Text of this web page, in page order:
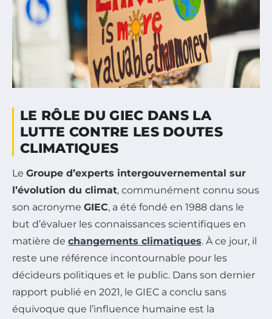
LE RÔLE DU GIEC DANS LA
LUTTE CONTRE LES DOUTES
CLIMATIQUES
Le Groupe d’experts intergouvernemental sur
l’évolution du climat, communément connu sous
son acronyme GIEC, a été fondé en 1988 dans le
but d’évaluer les connaissances scientifiques en
matière de changements climatiques. À ce jour, il
reste une référence incontournable pour les
décideurs politiques et le public. Dans son dernier
rapport publié en 2021, le GIEC a conclu sans
équivoque que l’influence humaine est la